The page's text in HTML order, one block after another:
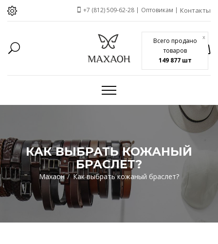
Всего продано
товаров
149 877 шт
x
+7 (812) 509-62-28 Оптовикам Контакты
КАК ВЫБРАТЬ КОЖАНЫЙ
БРАСЛЕТ?
Махаон Как выбрать кожаный браслет?